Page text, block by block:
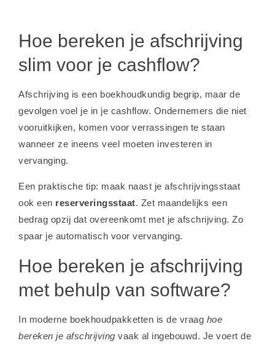
Hoe bereken je afschrijving
slim voor je cashflow?
Afschrijving is een boekhoudkundig begrip, maar de
gevolgen voel je in je cashflow. Ondernemers die niet
vooruitkijken, komen voor verrassingen te staan
wanneer ze ineens veel moeten investeren in
vervanging.
Een praktische tip: maak naast je afschrijvingsstaat
ook een reserveringsstaat. Zet maandelijks een
bedrag opzij dat overeenkomt met je afschrijving. Zo
spaar je automatisch voor vervanging.
Hoe bereken je afschrijving
met behulp van software?
In moderne boekhoudpakketten is de vraag hoe
bereken je afschrijving vaak al ingebouwd. Je voert de